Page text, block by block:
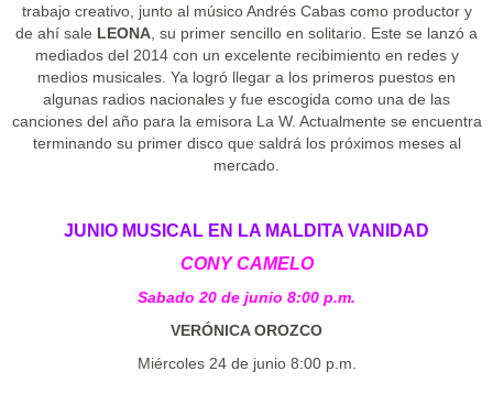
trabajo creativo, junto al músico Andrés Cabas como productor y
de ahí sale LEONA, su primer sencillo en solitario. Este se lanzó a
mediados del 2014 con un excelente recibimiento en redes y
medios musicales. Ya logró llegar a los primeros puestos en
algunas radios nacionales y fue escogida como una de las
canciones del año para la emisora La W. Actualmente se encuentra
terminando su primer disco que saldrá los próximos meses al
mercado.
JUNIO MUSICAL EN LA MALDITA VANIDAD
CONY CAMELO
Sabado 20 de junio 8:00 p.m.
VERÓNICA OROZCO
Miércoles 24 de junio 8:00 p.m.